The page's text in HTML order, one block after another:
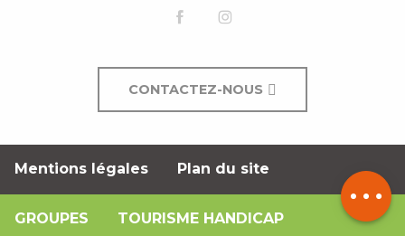
Description
CONTACTEZ-NOUS
Mentions légales Plan du site
GROUPES TOURISME HANDICAP